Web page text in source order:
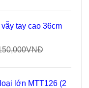
tay cao 36cm
VNĐ
lớn MTT126 (2